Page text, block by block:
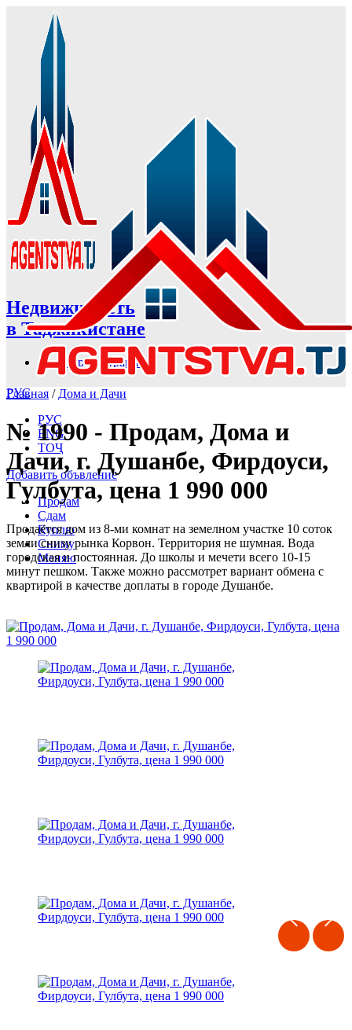
Недвижимость
в Таджикистане
Вход и регистрация
РУС
РУС
ENG
ТОҶ
Добавить объвление
Продам
Сдам
Куплю
Сниму
Меняю
Главная / Дома и Дачи
№ 1990 - Продам, Дома и
Дачи, г. Душанбе, Фирдоуси,
Гулбута, цена 1 990 000
Продаётся дом из 8-ми комнат на земелном участке 10 соток
земли снизу рынка Корвон. Территория не шумная. Вода
городская и постоянная. До школы и мечети всего 10-15
минут пешком. Также можно рассмотрет вариант обмена с
квартирой в качестве доплаты в городе Душанбе.